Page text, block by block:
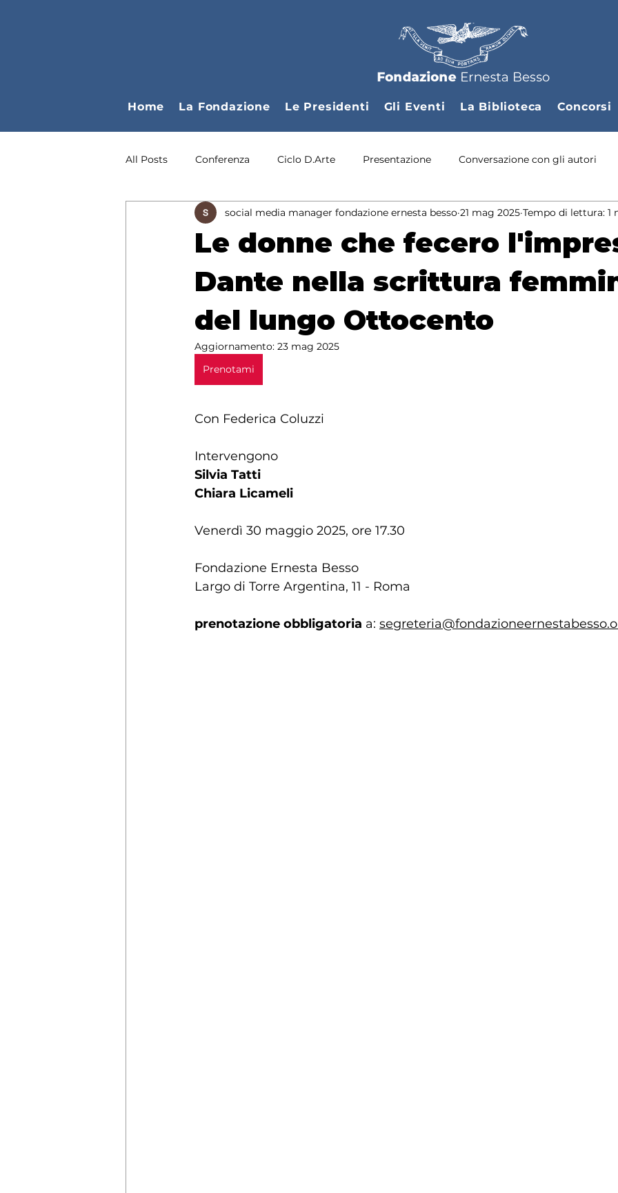
Home La Fondazione Le Presidenti Gli Eventi La Biblioteca Concorsi
All Posts Conferenza Ciclo D.Arte Presentazione Conversazione con gli autori
Incontro di Formazione Convegno internazionale Anniversiamo Convegno
Le donne che fecero
Dante nella scrittura
del lungo Ottocento
social media manager fondazione ernesta besso 21 mag 2025 Tempo di lettura: 1
Aggiornamento: 23 mag 2025
Prenotami
Con Federica Coluzzi
Intervengono
Silvia Tatti
Chiara Licameli
Venerdì 30 maggio 2025, ore 17.30
Fondazione Ernesta Besso
Largo di Torre Argentina, 11 - Roma
prenotazione obbligatoria a: